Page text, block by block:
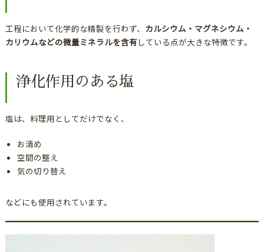
工程において化学的な精製を行わず、 カルシウム・マグネシウム・
カリウムなどの微量ミネラルを含有している点が大きな特徴です。
浄化作用のある塩
塩は、料理用としてだけでなく、
お清め
空間の整え
気の切り替え
などにも使用されています。